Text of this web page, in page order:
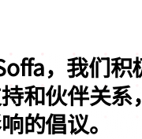
，我们
和伙伴关
的倡议。